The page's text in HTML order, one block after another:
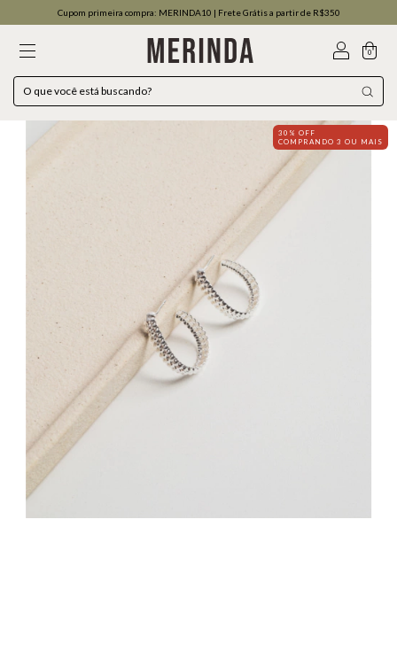
Cupom primeira compra: MERINDA10 | Frete Grátis a partir de R$350
0
30% OFF
COMPRANDO 3 OU MAIS